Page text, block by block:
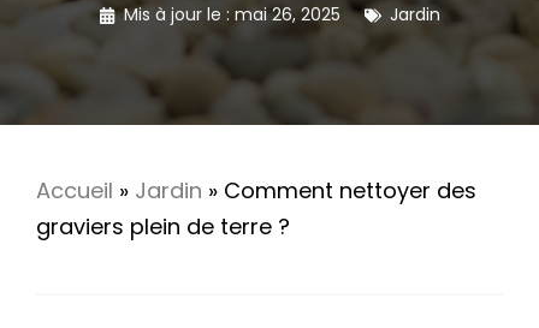
Mis à jour le : mai 26, 2025 Jardin
Accueil » Jardin » Comment nettoyer des
graviers plein de terre ?